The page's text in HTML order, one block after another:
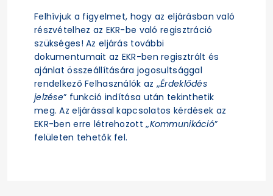
Felhívjuk a figyelmet, hogy az eljárásban való
részvételhez az EKR-be való regisztráció
szükséges! Az eljárás további
dokumentumait az EKR-ben regisztrált és
ajánlat összeállítására jogosultsággal
rendelkező Felhasználók az „Érdeklődés
jelzése” funkció indítása után tekinthetik
meg. Az eljárással kapcsolatos kérdések az
EKR-ben erre létrehozott „Kommunikáció”
felületen tehetők fel.